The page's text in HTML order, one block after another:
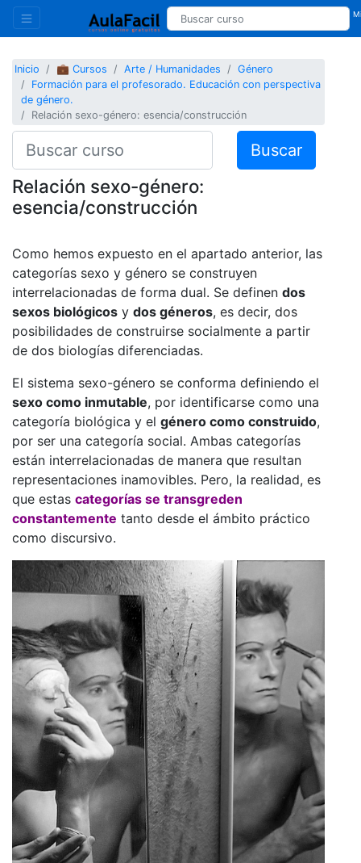
Inicio 💼 Cursos Arte / Humanidades
Género
Formación para el profesorado. Educación con perspectiva
de género.
Relación sexo-género: esencia/construcción
Buscar
Relación sexo-género:
esencia/construcción
Como hemos expuesto en el apartado anterior, las
categorías sexo y género se construyen
interrelacionadas de forma dual. Se definen dos
sexos biológicos y dos géneros, es decir, dos
posibilidades de construirse socialmente a partir
de dos biologías diferenciadas.
El sistema sexo-género se conforma definiendo el
sexo como inmutable, por identificarse como una
categoría biológica y el género como construido,
por ser una categoría social. Ambas categorías
están interrelacionadas de manera que resultan
representaciones inamovibles. Pero, la realidad, es
que estas categorías se transgreden
constantemente tanto desde el ámbito práctico
como discursivo.